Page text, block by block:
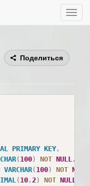
Toggle
Поделиться
PRIMARY KEY,
(100) NOT NULL ,
VARCHAR(100) NOT NULL
(10,2) NOT NULL